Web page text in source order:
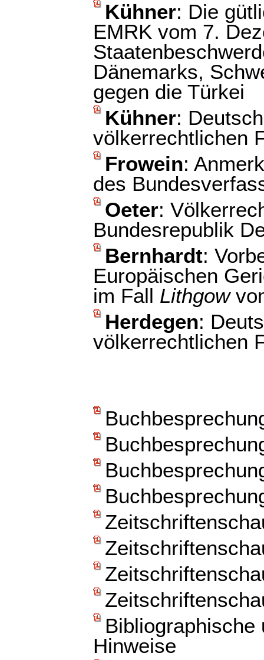
Kühner: Die
EMRK vom 7.
Dänemarks,
gegen die Türkei
Kühner:
völkerrechtlichen
Frowein:
des
Oeter:
Bundesrepublik
Bernhardt:
Europäischen
im Fall Lithgow
Herdegen:
völkerrechtlichen
Bibliographische
Hinweise